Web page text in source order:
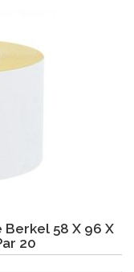
58 X 96 X
20